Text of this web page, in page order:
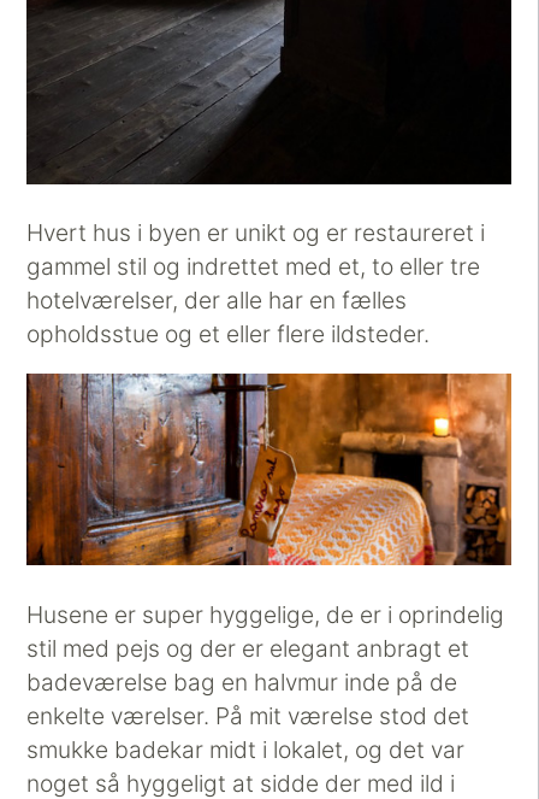
Hvert hus i byen er unikt og er restaureret i
gammel stil og indrettet med et, to eller tre
hotelværelser, der alle har en fælles
opholdsstue og et eller flere ildsteder.
Husene er super hyggelige, de er i oprindelig
stil med pejs og der er elegant anbragt et
badeværelse bag en halvmur inde på de
enkelte værelser. På mit værelse stod det
smukke badekar midt i lokalet, og det var
noget så hyggeligt at sidde der med ild i